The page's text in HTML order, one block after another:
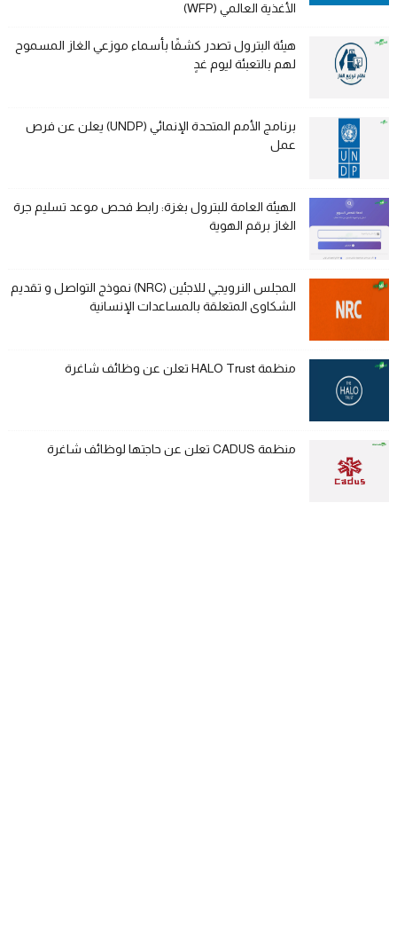
الأغذية العالمي (WFP)
هيئة البترول تصدر كشفًا بأسماء موزعي الغاز المسموح
لهم بالتعبئة ليوم غدٍ
برنامج الأمم المتحدة الإنمائي (UNDP) يعلن عن فرص
عمل
الهيئة العامة للبترول بغزة: رابط فحص موعد تسليم جرة
الغاز برقم الهوية
المجلس النرويجي للاجئين (NRC) نموذج التواصل و تقديم
الشكاوى المتعلقة بالمساعدات الإنسانية
منظمة HALO Trust تعلن عن وظائف شاغرة
منظمة CADUS تعلن عن حاجتها لوظائف شاغرة